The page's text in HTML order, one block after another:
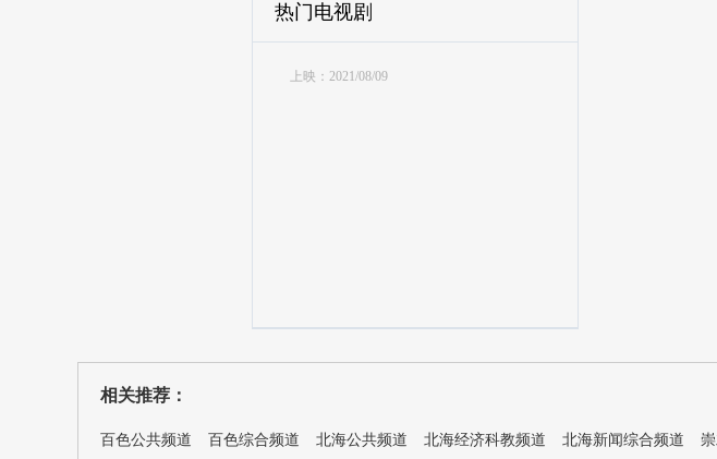
热门电视剧
上映：2021/08/09
相关推荐：
百色公共频道 百色综合频道 北海公共频道 北海经济科教频道 北海新闻综合频道